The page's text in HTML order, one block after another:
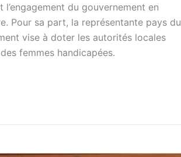
du gouvernement en
Pour sa part, la représentante pays du
vise à doter les autorités locales
femmes handicapées.